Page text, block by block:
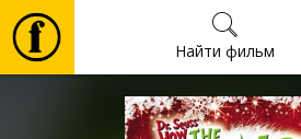
Найти фильм
Фильмы